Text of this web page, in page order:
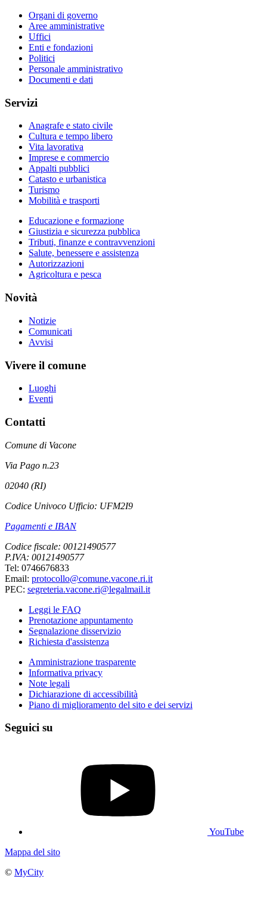
Organi di governo
Aree amministrative
Uffici
Enti e fondazioni
Politici
Personale amministrativo
Documenti e dati
Servizi
Anagrafe e stato civile
Cultura e tempo libero
Vita lavorativa
Imprese e commercio
Appalti pubblici
Catasto e urbanistica
Turismo
Mobilità e trasporti
Educazione e formazione
Giustizia e sicurezza pubblica
Tributi, finanze e contravvenzioni
Salute, benessere e assistenza
Autorizzazioni
Agricoltura e pesca
Novità
Notizie
Comunicati
Avvisi
Vivere il comune
Luoghi
Eventi
Contatti
Comune di Vacone
Via Pago n.23
02040 (RI)
Codice Univoco Ufficio: UFM2I9
Pagamenti e IBAN
Codice fiscale: 00121490577
P.IVA: 00121490577
Tel: 0746676833
Email: protocollo@comune.vacone.ri.it
PEC: segreteria.vacone.ri@legalmail.it
Leggi le FAQ
Prenotazione appuntamento
Segnalazione disservizio
Richiesta d'assistenza
Amministrazione trasparente
Informativa privacy
Note legali
Dichiarazione di accessibilità
Piano di miglioramento del sito e dei servizi
Seguici su
YouTube
Mappa del sito
© MyCity